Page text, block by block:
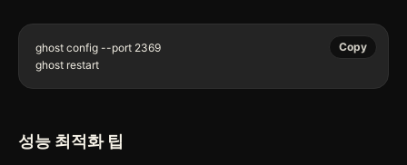
ghost config --port 2369
ghost restart
Copy
성능 최적화 팁